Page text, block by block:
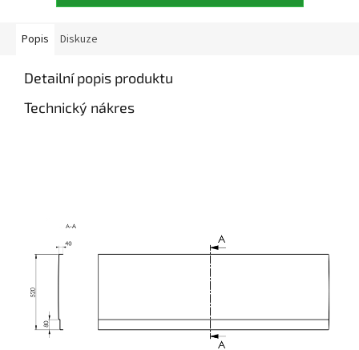
Popis Diskuze
Detailní popis produktu
Technický nákres